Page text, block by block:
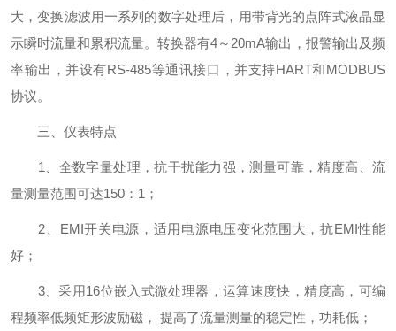
大，变换滤波用一系列的数字处理后，用带背光的点阵式液晶显
示瞬时流量和累积流量。转换器有4～20mA输出，报警输出及频
率输出，并设有RS-485等通讯接口，并支持HART和MODBUS
协议。
三、仪表特点
1、全数字量处理，抗干扰能力强，测量可靠，精度高、流
量测量范围可达150：1；
2、EMI开关电源，适用电源电压变化范围大，抗EMI性能
好；
3、采用16位嵌入式微处理器，运算速度快，精度高，可编
程频率低频矩形波励磁， 提高了流量测量的稳定性，功耗低；